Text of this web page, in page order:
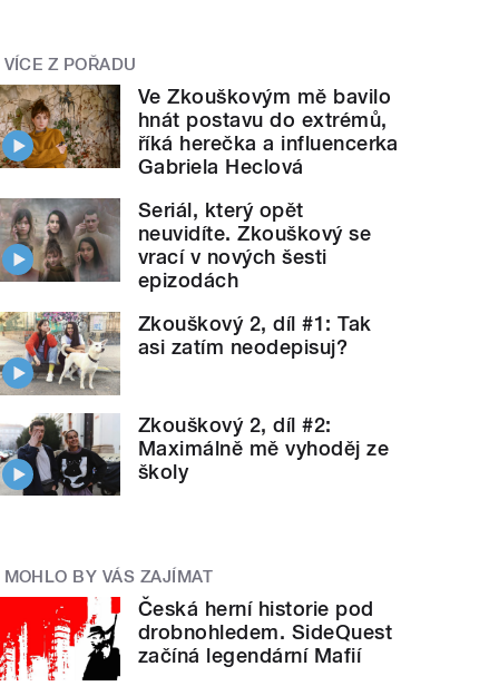
VÍCE Z POŘADU
Ve Zkouškovým mě bavilo
hnát postavu do extrémů,
říká herečka a influencerka
Gabriela Heclová
Seriál, který opět
neuvidíte. Zkouškový se
vrací v nových šesti
epizodách
Zkouškový 2, díl #1: Tak
asi zatím neodepisuj?
Zkouškový 2, díl #2:
Maximálně mě vyhoděj ze
školy
MOHLO BY VÁS ZAJÍMAT
Česká herní historie pod
drobnohledem. SideQuest
začíná legendární Mafií